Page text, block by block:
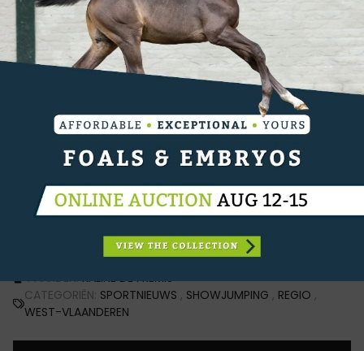
Eerder sprong Krismar-ruiter, Mathieu
Bourdeaud'Hui naar de winst in de 1.35m
rubriek.
Samen met Roots v/h Roelhof (Stakkato) won
Bourdeaud'Hui op ruim twee seconden verschil van
Johan Wenselaers met BWP-hengst, Sunshine van 't
Plutoniahof (Nixon van 't Meulenhof). De Belgische
amazone, Stephanie De Corte, vervolledigde de top
drie met haar eigen Memphis van de Neerheide
(Emerald).
alle uitslagen
PAARDEN:KALINE DE FREMIS
CATEGORIËN: SPORTNIEUWS , SHOWJUMPING , REGIO ,
WEST-VLAANDEREN